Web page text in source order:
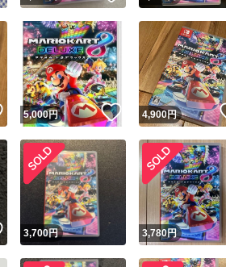
いいね！
5,000円 いいね！
4,900円
いいね！
3,700円 3,780円